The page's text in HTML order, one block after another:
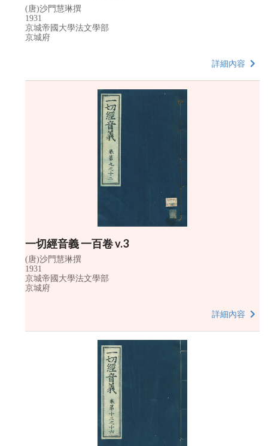
(唐)沙門慧琳撰
1931
京城帝國大學法文學部
京城府
詳細內容
一切經音義 一百卷 v.3
(唐)沙門慧琳撰
1931
京城帝國大學法文學部
京城府
詳細內容